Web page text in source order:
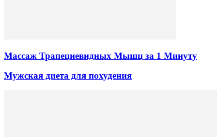
Массаж Трапециевидных Мышц за 1 Минуту
Мужская диета для похудения